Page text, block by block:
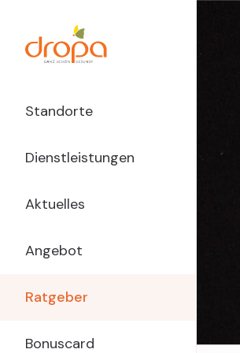
Inhalt
Main
Navigation
dropa
Standorte
Dienstleistungen
Aktuelles
Angebot
Ratgeber
Bonuscard